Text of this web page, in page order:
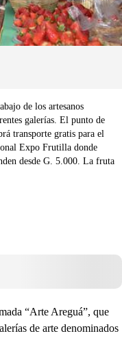
de los artesanos
galerías. El punto de
transporte gratis para el
Expo Frutilla donde
desde G. 5.000. La fruta
“Arte Areguá”, que
de arte denominados